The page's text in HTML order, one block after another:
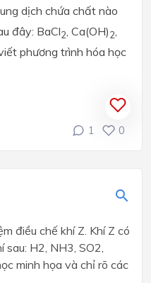
dịch chứa chất nào
đây: BaCl2 , Ca(OH)2
phương trình hóa học
1 0
điều chế khí Z. Khí Z có
sau: H2, NH3, SO2,
minh họa và chỉ rõ các